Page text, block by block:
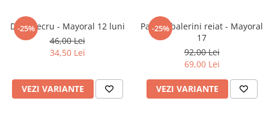
Jucarii patut sau carusele
Jucarii plus pentru bebe
Jucarii zornaitoare si muzicale
Cunoasterea mediului
-25%
Dres - ecru - Mayoral 12 luni
46,00 Lei
34,50 Lei
VEZI VARIANTE
-25%
Pantofi balerini reiat - Mayoral
17
92,00 Lei
69,00 Lei
VEZI VARIANTE